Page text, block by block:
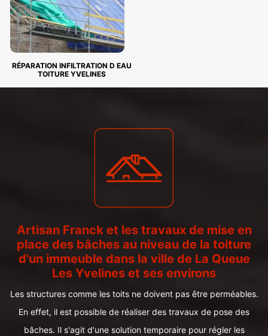
RÉPARATION INFILTRATION D EAU
TOITURE YVELINES
Artisan Franck et les travaux de mise en
place des bâches au niveau de la toiture
d'un immeuble dans la ville de La Queue
Les Yvelines et ses environs
Les structures comme les toits ne doivent pas être perméables.
En effet, il est possible de réaliser des travaux de pose des
bâches. Il s'agit d'une solution temporaire pour régler les